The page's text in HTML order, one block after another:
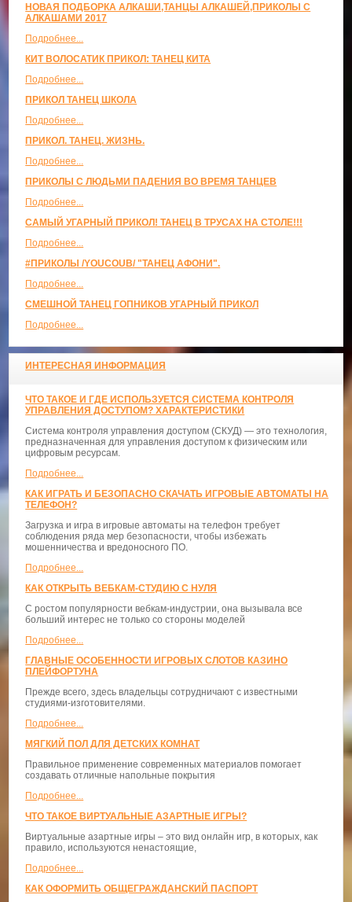
НОВАЯ ПОДБОРКА АЛКАШИ,ТАНЦЫ АЛКАШЕЙ,ПРИКОЛЫ С
АЛКАШАМИ 2017
Подробнее...
КИТ ВОЛОСАТИК ПРИКОЛ: ТАНЕЦ КИТА
Подробнее...
ПРИКОЛ ТАНЕЦ ШКОЛА
Подробнее...
ПРИКОЛ. ТАНЕЦ. ЖИЗНЬ.
Подробнее...
ПРИКОЛЫ С ЛЮДЬМИ ПАДЕНИЯ ВО ВРЕМЯ ТАНЦЕВ
Подробнее...
САМЫЙ УГАРНЫЙ ПРИКОЛ! ТАНЕЦ В ТРУСАХ НА СТОЛЕ!!!
Подробнее...
#ПРИКОЛЫ /YOUCOUB/ "ТАНЕЦ АФОНИ".
Подробнее...
СМЕШНОЙ ТАНЕЦ ГОПНИКОВ УГАРНЫЙ ПРИКОЛ
Подробнее...
ИНТЕРЕСНАЯ ИНФОРМАЦИЯ
ЧТО ТАКОЕ И ГДЕ ИСПОЛЬЗУЕТСЯ СИСТЕМА КОНТРОЛЯ
УПРАВЛЕНИЯ ДОСТУПОМ? ХАРАКТЕРИСТИКИ
Система контроля управления доступом (СКУД) — это технология,
предназначенная для управления доступом к физическим или
цифровым ресурсам.
Подробнее...
КАК ИГРАТЬ И БЕЗОПАСНО СКАЧАТЬ ИГРОВЫЕ АВТОМАТЫ НА
ТЕЛЕФОН?
Загрузка и игра в игровые автоматы на телефон требует
соблюдения ряда мер безопасности, чтобы избежать
мошенничества и вредоносного ПО.
Подробнее...
КАК ОТКРЫТЬ ВЕБКАМ-СТУДИЮ С НУЛЯ
С ростом популярности вебкам-индустрии, она вызывала все
больший интерес не только со стороны моделей
Подробнее...
ГЛАВНЫЕ ОСОБЕННОСТИ ИГРОВЫХ СЛОТОВ КАЗИНО
ПЛЕЙФОРТУНА
Прежде всего, здесь владельцы сотрудничают с известными
студиями-изготовителями.
Подробнее...
МЯГКИЙ ПОЛ ДЛЯ ДЕТСКИХ КОМНАТ
Правильное применение современных материалов помогает
создавать отличные напольные покрытия
Подробнее...
ЧТО ТАКОЕ ВИРТУАЛЬНЫЕ АЗАРТНЫЕ ИГРЫ?
Виртуальные азартные игры – это вид онлайн игр, в которых, как
правило, используются ненастоящие,
Подробнее...
КАК ОФОРМИТЬ ОБЩЕГРАЖДАНСКИЙ ПАСПОРТ